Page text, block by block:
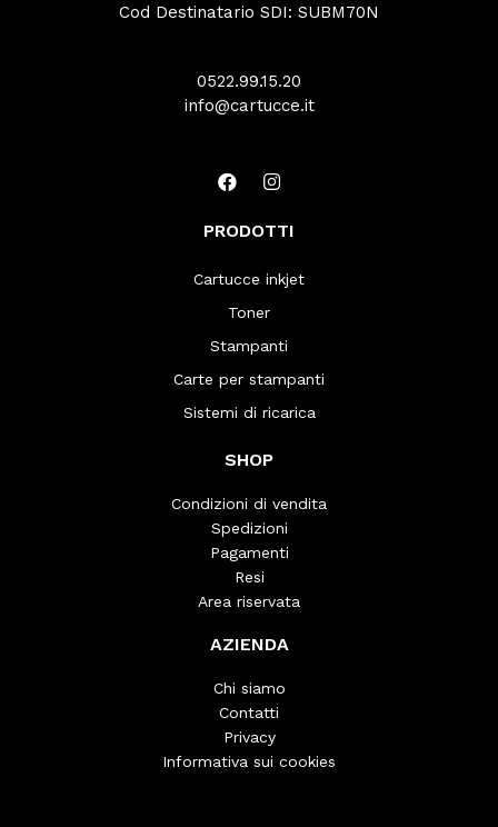
Cod Destinatario SDI: SUBM70N
0522.99.15.20
info@cartucce.it
PRODOTTI
Cartucce inkjet
Toner
Stampanti
Carte per stampanti
Sistemi di ricarica
SHOP
Condizioni di vendita
Spedizioni
Pagamenti
Resi
Area riservata
AZIENDA
Chi siamo
Contatti
Privacy
Informativa sui cookies